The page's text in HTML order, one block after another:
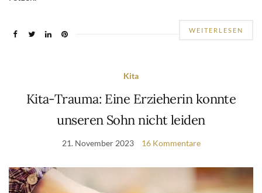
WEITERLESEN
Kita
Kita-Trauma: Eine Erzieherin konnte
unseren Sohn nicht leiden
21. November 2023 16 Kommentare